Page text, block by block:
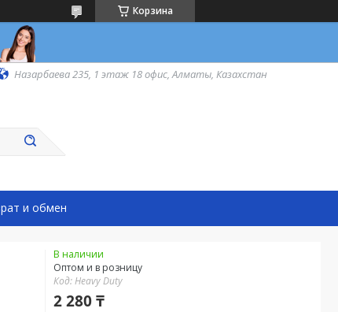
Корзина
Назарбаева 235, 1 этаж 18 офис, Алматы, Казахстан
и обмен
В наличии
Оптом и в розницу
Код:Heavy Duty
2 280 ₸